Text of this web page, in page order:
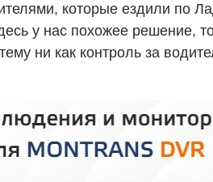
которые ездили по
у нас похожее решение,
ни как контроль за